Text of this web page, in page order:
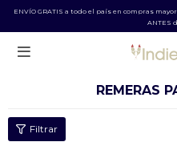
ENVÍO GRATIS a todo el país en compras
ANTES

REMERAS